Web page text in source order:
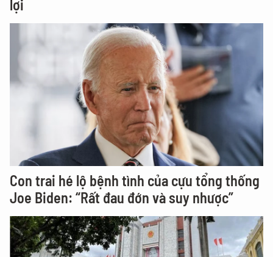
lợi
Con trai hé lộ bệnh tình của cựu tổng thống
Joe Biden: “Rất đau đớn và suy nhược”